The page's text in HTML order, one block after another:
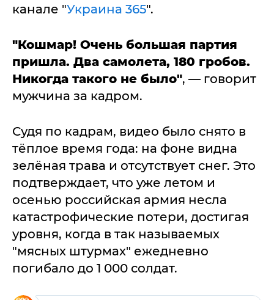
канале "Украина 365".
"Кошмар! Очень большая партия
пришла. Два самолета, 180 гробов.
Никогда такого не было", — говорит
мужчина за кадром.
Судя по кадрам, видео было снято в
тёплое время года: на фоне видна
зелёная трава и отсутствует снег. Это
подтверждает, что уже летом и
осенью российская армия несла
катастрофические потери, достигая
уровня, когда в так называемых
"мясных штурмах" ежедневно
погибало до 1 000 солдат.